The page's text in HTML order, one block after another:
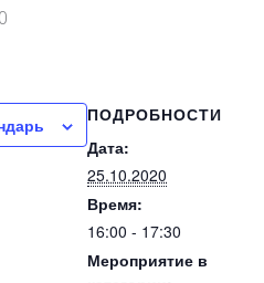
ПОДРОБНОСТИ
Дата:
25.10.2020
Время:
16:00 - 17:30
Мероприятие в